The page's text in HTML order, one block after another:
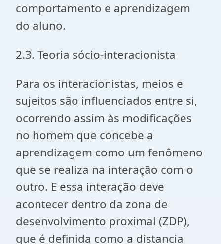
comportamento e aprendizagem
do aluno.
2.3. Teoria sócio-interacionista
Para os interacionistas, meios e
sujeitos são influenciados entre si,
ocorrendo assim às modificações
no homem que concebe a
aprendizagem como um fenômeno
que se realiza na interação com o
outro. E essa interação deve
acontecer dentro da zona de
desenvolvimento proximal (ZDP),
que é definida como a distancia